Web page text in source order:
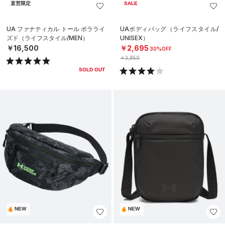
直営限定
UA ファナティカル トール ポラライ
ズド（ライフスタイル/MEN）
￥16,500
SOLD OUT
SALE
UAボディバッグ（ライフスタイル/
UNISEX）
￥2,695 30%OFF
￥3,850
NEW NEW